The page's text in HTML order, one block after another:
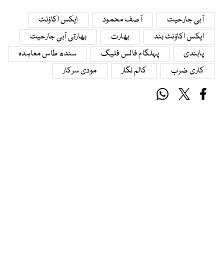
آبی جارحیت آصف محمود
ایکس اکاؤنٹ
ایکس اکاؤنٹ بند
بھارت
بھارتی آبی جارحیت
پابندی
پہلگام فالس فلیگ
سندھ طاس معاہدہ
کاری ضرب
کالم نگار مودی سرکار